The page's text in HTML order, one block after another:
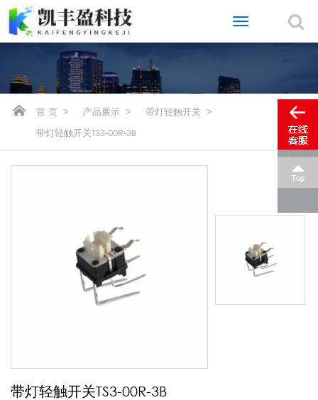
首 页 > 产品展示 > 带灯轻触开关 >
带灯轻触开关TS3-00R-3B
带灯轻触开关TS3-00R-3B